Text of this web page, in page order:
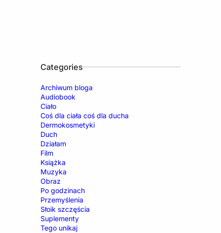
Categories
Archiwum bloga
Audiobook
Ciało
Coś dla ciała coś dla ducha
Dermokosmetyki
Duch
Działam
Film
Książka
Muzyka
Obraz
Po godzinach
Przemyślenia
Słoik szczęścia
Suplementy
Tego unikaj